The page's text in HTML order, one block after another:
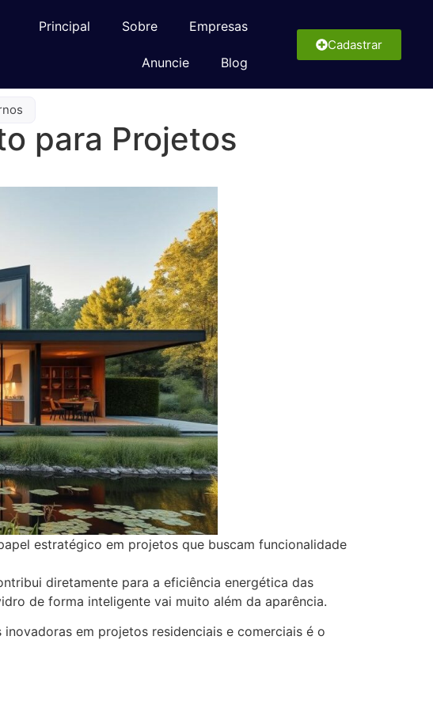
Principal Sobre Empresas
Anuncie Blog
Cadastrar
para Projetos
estratégico em projetos que buscam funcionalidade
diretamente para a eficiência energética das
de forma inteligente vai muito além da aparência.
em projetos residenciais e comerciais é o